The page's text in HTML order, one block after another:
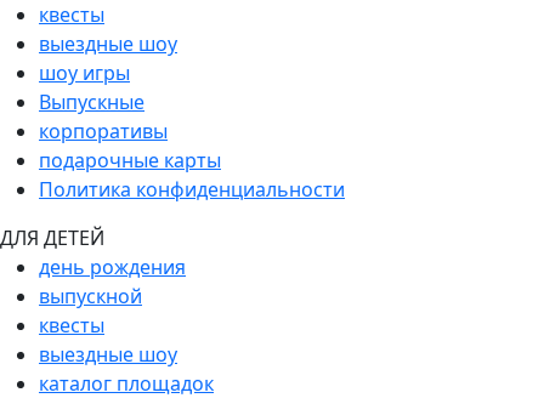
квесты
выездные шоу
шоу игры
Выпускные
корпоративы
подарочные карты
Политика конфиденциальности
ДЛЯ ДЕТЕЙ
день рождения
выпускной
квесты
выездные шоу
каталог площадок